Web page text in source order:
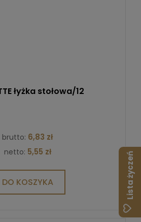
łyżka stołowa/12
brutto: 6,83 zł
netto: 5,55 zł
DO KOSZYKA Lista życzeń